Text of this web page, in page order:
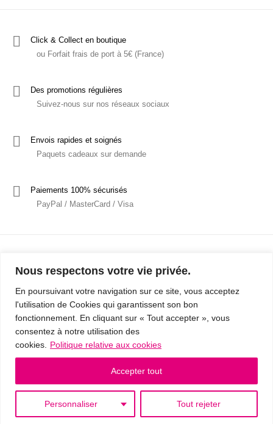
Nous respectons votre vie privée.
En poursuivant votre navigation sur ce site, vous acceptez
l'utilisation de Cookies qui garantissent son bon
fonctionnement. En cliquant sur « Tout accepter », vous
consentez à notre utilisation des
cookies.
Politique relative aux cookies
Personnaliser Tout rejeter
Accepter tout
Click & Collect en boutique
ou Forfait frais de port à 5€ (France)
Des promotions régulières
Suivez-nous sur nos réseaux sociaux
Envois rapides et soignés
Paquets cadeaux sur demande
Paiements 100% sécurisés
PayPal / MasterCard / Visa
Mentions Légales
Politique de confidentialité / RGPD
Conditions Générales de Vente
© 2019 - Cousins & Cousines